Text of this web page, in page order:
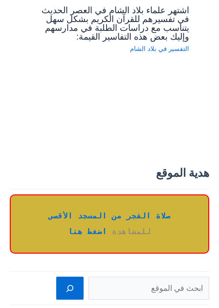
هدية الموقع
صلاة الفجر من المسجد الأقصى
للمشاهدة
اضغط هنا
البحث
اشتهر علماء بلاد الشام في العصر الحديث
في تفسيرهم للقرآن الكريم بشكل سهل
يتناسب مع دراسات الطلبة في مدارسهم
وإليك بعض هذه التفاسير القيمة:
التفسير في بلاد الشام